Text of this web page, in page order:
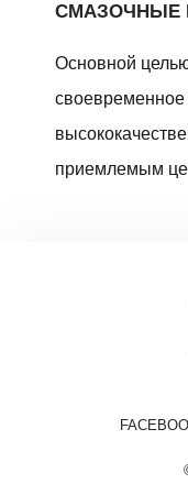
СМАЗОЧНЫЕ
Основной
своевременное
приемлемым